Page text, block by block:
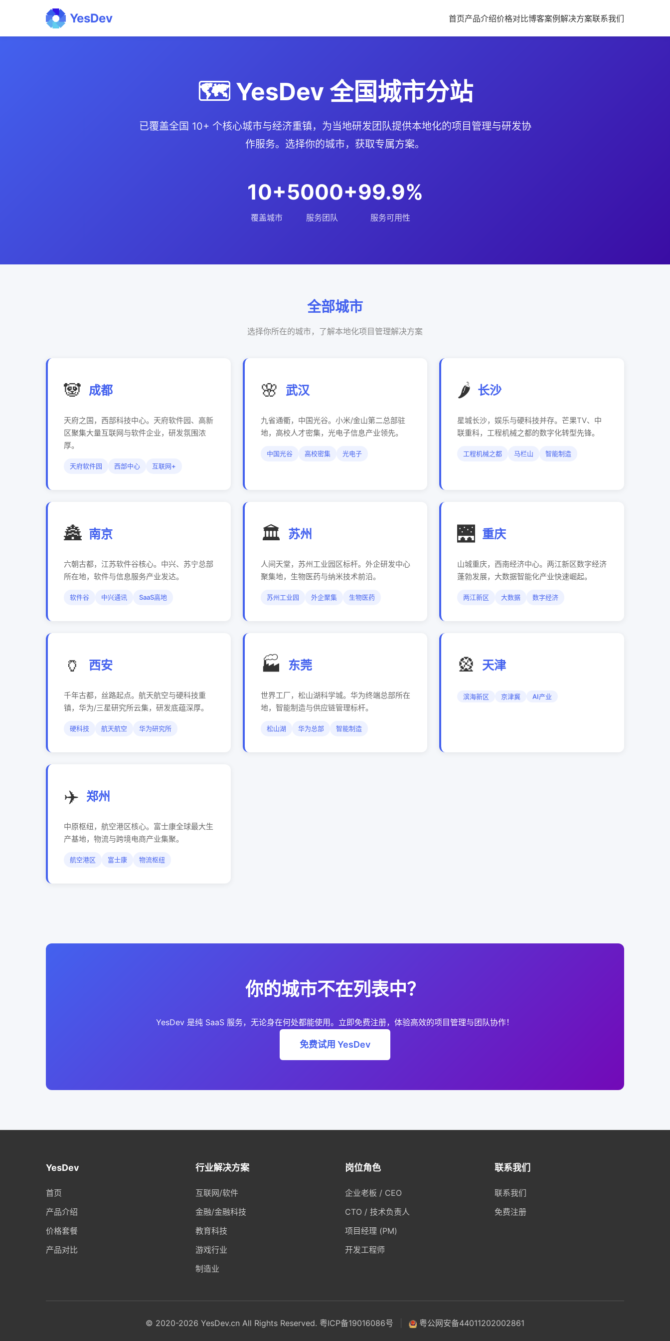
YesDev 首页产品介绍价格对比博客案例解决方案联系我们
🗺️ YesDev 全国城市分站
已覆盖全国 10+ 个核心城市与经济重镇，为当地研发团队提供本地化的项目管理与研发协
作服务。选择你的城市，获取专属方案。
10+
覆盖城市
5000+
服务团队
99.9%
服务可用性
全部城市
选择你所在的城市，了解本地化项目管理解决方案
🐼 成都
天府之国，西部科技中心。天府软件园、高新
区聚集大量互联网与软件企业，研发氛围浓
厚。
天府软件园 西部中心 互联网+
🌸 武汉
九省通衢，中国光谷。小米/金山第二总部驻
地，高校人才密集，光电子信息产业领先。
中国光谷 高校密集 光电子
🌶️ 长沙
星城长沙，娱乐与硬科技并存。芒果TV、中
联重科，工程机械之都的数字化转型先锋。
工程机械之都 马栏山 智能制造
🏯 南京
六朝古都，江苏软件谷核心。中兴、苏宁总部
所在地，软件与信息服务产业发达。
软件谷 中兴通讯 SaaS高地
🏛️ 苏州
人间天堂，苏州工业园区标杆。外企研发中心
聚集地，生物医药与纳米技术前沿。
苏州工业园 外企聚集 生物医药
🌉 重庆
山城重庆，西南经济中心。两江新区数字经济
蓬勃发展，大数据智能化产业快速崛起。
两江新区 大数据 数字经济
🏺 西安
千年古都，丝路起点。航天航空与硬科技重
镇，华为/三星研究所云集，研发底蕴深厚。
硬科技 航天航空 华为研究所
🏭 东莞
世界工厂，松山湖科学城。华为终端总部所在
地，智能制造与供应链管理标杆。
松山湖 华为总部 智能制造
🎡 天津
滨海新区 京津冀 AI产业
✈️ 郑州
中原枢纽，航空港区核心。富士康全球最大生
产基地，物流与跨境电商产业集聚。
航空港区 富士康 物流枢纽
你的城市不在列表中？
YesDev 是纯 SaaS 服务，无论身在何处都能使用。立即免费注册，体验高效的项目管理与团队协作！
免费试用 YesDev
YesDev
首页
产品介绍
价格套餐
产品对比
行业解决方案
互联网/软件
金融/金融科技
教育科技
游戏行业
制造业
岗位角色
企业老板 / CEO
CTO / 技术负责人
项目经理 (PM)
开发工程师
联系我们
联系我们
免费注册
© 2020-2026 YesDev.cn All Rights Reserved. 粤ICP备19016086号 粤公网安备44011202002861